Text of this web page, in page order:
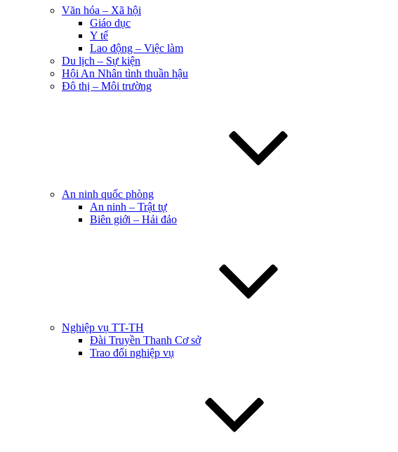
Văn hóa – Xã hội
Giáo dục
Y tế
Lao động – Việc làm
Du lịch – Sự kiện
Hội An Nhân tình thuần hậu
Đô thị – Môi trường
An ninh quốc phòng
An ninh – Trật tự
Biên giới – Hải đảo
Nghiệp vụ TT-TH
Đài Truyền Thanh Cơ sở
Trao đổi nghiệp vụ